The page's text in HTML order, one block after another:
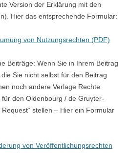
Version der Erklärung mit den
Hier das entsprechende Formular:
von Nutzungsrechten (PDF)
Beiträge: Wenn Sie in Ihrem Beitrag
Sie nicht selbst für den Beitrag
noch andere Verlage Rechte
den Oldenbourg / de Gruyter-
stellen – Hier ein Formular
von Veröffentlichungsrechten